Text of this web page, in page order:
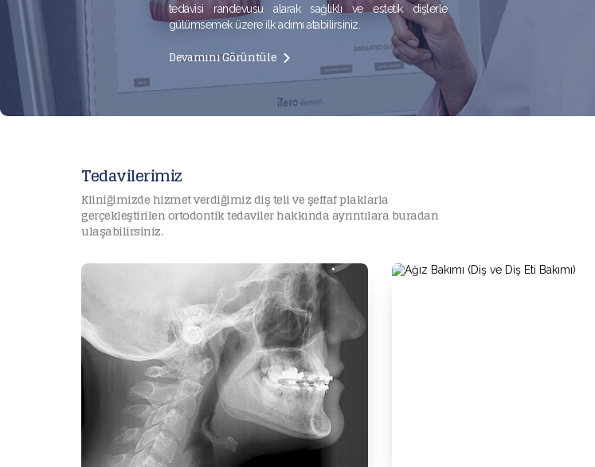
tedavisi randevusu alarak sağlıklı ve estetik dişlerle
gülümsemek üzere ilk adımı atabilirsiniz.
Devamını Görüntüle
Tedavilerimiz
Kliniğimizde hizmet verdiğimiz diş teli ve şeffaf plaklarla
gerçekleştirilen ortodontik tedaviler hakkında ayrıntılara buradan
ulaşabilirsiniz.